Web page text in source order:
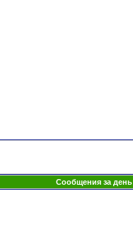
Сообщения за день